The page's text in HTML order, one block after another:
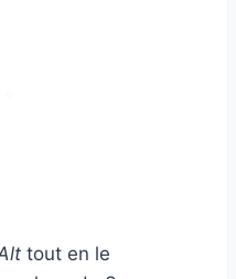
tout en le